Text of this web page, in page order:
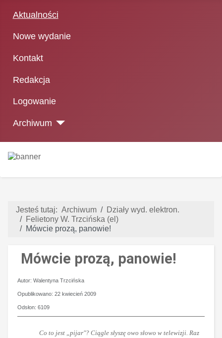
Aktualności
Nowe wydanie
Kontakt
Redakcja
Logowanie
Archiwum
Jesteś tutaj: Archiwum
Działy wyd. elektron.
Felietony W. Trzcińska (el)
Mówcie prozą, panowie!
Mówcie prozą, panowie!
Szczegóły
Autor:Walentyna Trzcińska
Opublikowano: 22 kwiecień 2009
Odsłon: 6109
Co to jest „pijar"? Ciągle słyszę owo słowo w telewizji. Raz